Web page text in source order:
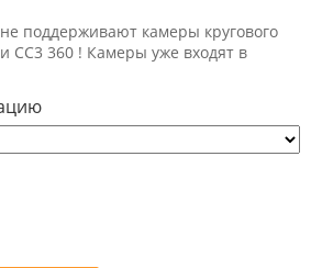
поддерживают камеры кругового
СС3 360 ! Камеры уже входят в